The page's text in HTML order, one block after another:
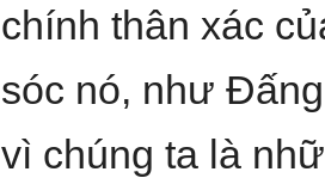
chính thân xác
sóc nó, như
vì chúng ta là